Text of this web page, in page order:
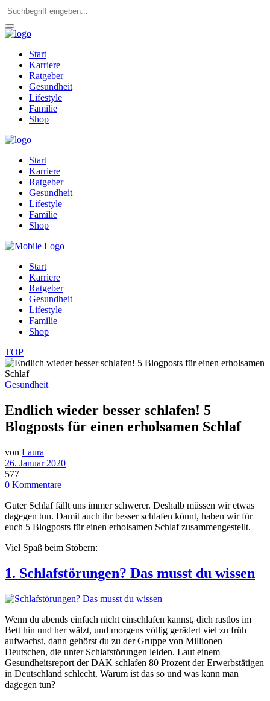
Start
Karriere
Ratgeber
Gesundheit
Lifestyle
Familie
Shop
Start
Karriere
Ratgeber
Gesundheit
Lifestyle
Familie
Shop
Start
Karriere
Ratgeber
Gesundheit
Lifestyle
Familie
Shop
TOP
Gesundheit
Endlich wieder besser schlafen! 5
Blogposts für einen erholsamen Schlaf
von Laura
26. Januar 2020
577
0 Kommentare
Guter Schlaf fällt uns immer schwerer. Deshalb müssen wir etwas
dagegen tun. Damit auch ihr besser schlafen könnt, haben wir für
euch 5 Blogposts für einen erholsamen Schlaf zusammengestellt.
Viel Spaß beim Stöbern:
1. Schlafstörungen? Das musst du wissen
Wenn du abends einfach nicht einschlafen kannst, dich rastlos im
Bett hin und her wälzt, und morgens völlig gerädert viel zu früh
aufwachst, dann gehörst du zu der Gruppe von Millionen
Deutschen, die unter Schlafstörungen leiden. Laut einem
Gesundheitsreport der DAK schlafen 80 Prozent der Erwerbstätigen
in Deutschland schlecht. Warum ist das so und was kann man
dagegen tun?